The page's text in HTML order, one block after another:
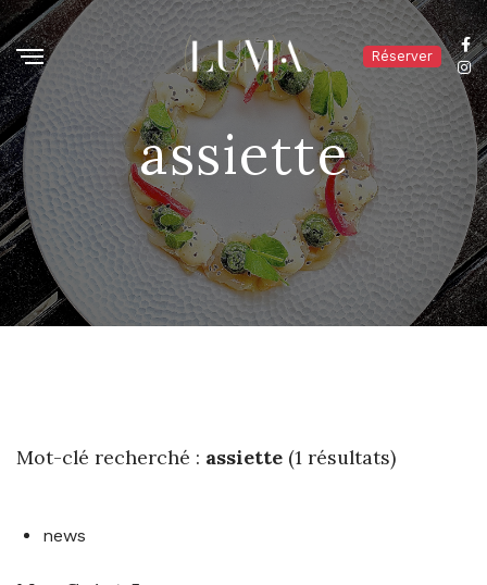
Réserver
assiette
Mot-clé recherché : assiette (1 résultats)
news